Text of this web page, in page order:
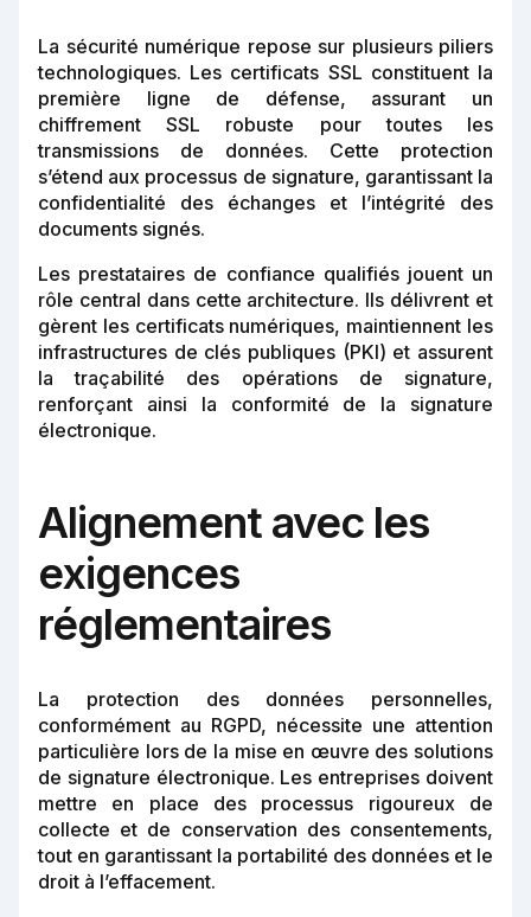
La sécurité numérique repose sur plusieurs piliers
technologiques. Les certificats SSL constituent la
première ligne de défense, assurant un
chiffrement SSL robuste pour toutes les
transmissions de données. Cette protection
s’étend aux processus de signature, garantissant la
confidentialité des échanges et l’intégrité des
documents signés.
Les prestataires de confiance qualifiés jouent un
rôle central dans cette architecture. Ils délivrent et
gèrent les certificats numériques, maintiennent les
infrastructures de clés publiques (PKI) et assurent
la traçabilité des opérations de signature,
renforçant ainsi la conformité de la signature
électronique.
Alignement avec les
exigences
réglementaires
La protection des données personnelles,
conformément au RGPD, nécessite une attention
particulière lors de la mise en œuvre des solutions
de signature électronique. Les entreprises doivent
mettre en place des processus rigoureux de
collecte et de conservation des consentements,
tout en garantissant la portabilité des données et le
droit à l’effacement.